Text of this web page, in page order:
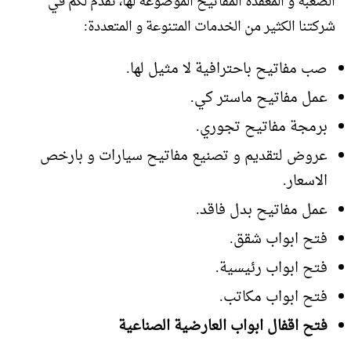
شركتنا الكثير من الخدمات المتنوعة و المتعددة:
صب مفاتيح باحترافية لا مثيل لها.
عمل مفاتيح ماستر كي.
برمجة مفاتيح تجوري.
عروض لتقديم و تصنيع مفاتيح سيارات و بارخص
الاسعار.
عمل مفاتيح بدل فاقد.
فتح ابواب شقق.
فتح ابواب رئيسية.
فتح ابواب مكاتب.
فتح اقفال ابواب العارضية الصناعية